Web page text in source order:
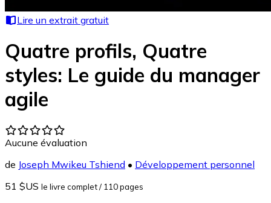
Lire un extrait gratuit
Quatre profils, Quatre
styles: Le guide du manager
agile
Aucune évaluation
de Joseph Mwikeu Tshiend • Développement personnel
51 $US le livre complet/ 110 pages